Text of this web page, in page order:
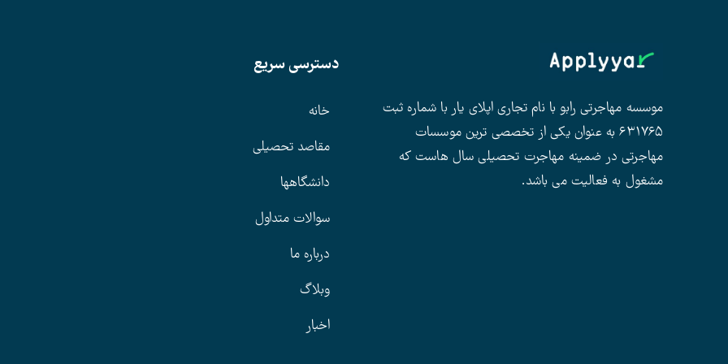
موسسه مهاجرتی رابو با نام تجاری اپلای یار با شماره ثبت
۶۳۱۷۶۵ به عنوان یکی از تخصصی ترین موسسات
مهاجرتی در ضمینه مهاجرت تحصیلی سال هاست که
مشغول به فعالیت می باشد.
دسترسی سریع
خانه
مقاصد تحصیلی
دانشگاهها
سوالات متداول
درباره ما
وبلاگ
اخبار